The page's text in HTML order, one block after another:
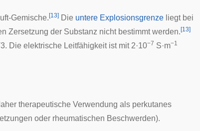
Gemische.[13] Die untere Explosionsgrenze liegt bei
Zersetzung der Substanz nicht bestimmt werden.[13]
Die elektrische Leitfähigkeit ist mit 2·10−7 S·m−1
therapeutische Verwendung als perkutanes
oder rheumatischen Beschwerden).